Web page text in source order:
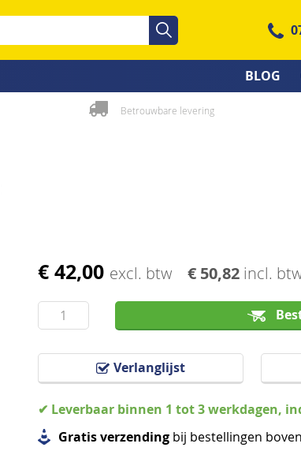
Zoeken
BLOG
Betrouwbare levering
€ 42,00 excl. btw € 50,82 incl.
Verlanglijst
✔ Leverbaar binnen 1 tot 3 werkdagen,
Gratis verzending bij bestellingen